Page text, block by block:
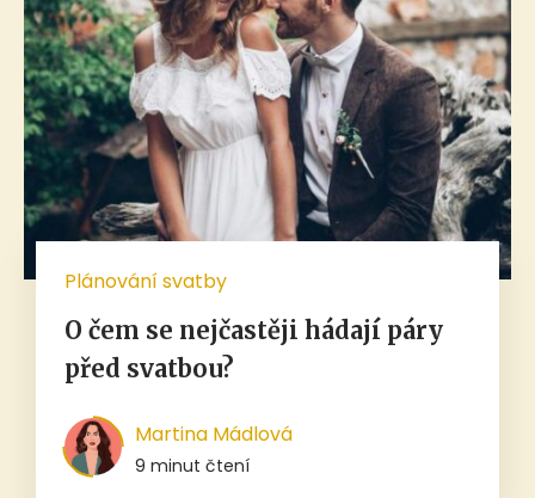
Plánování svatby
O čem se nejčastěji hádají páry
před svatbou?
Martina Mádlová
9 minut čtení